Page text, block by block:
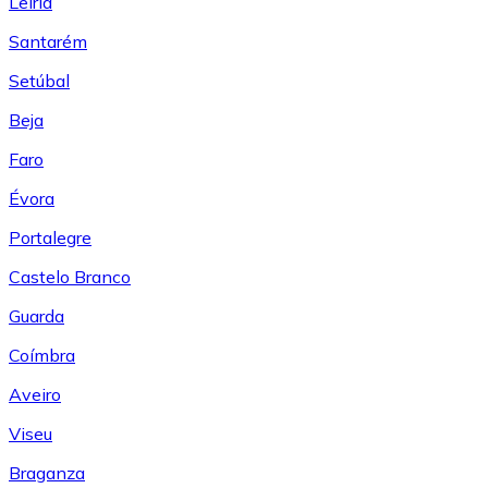
Santarém
Setúbal
Beja
Faro
Évora
Portalegre
Castelo Branco
Guarda
Coímbra
Aveiro
Viseu
Braganza